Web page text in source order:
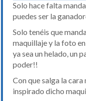
Solo hace falta
puedes ser la
Solo tenéis que
maquillaje y la foto
ya sea un helado, un
poder!!
Con que salga la
inspirado dicho